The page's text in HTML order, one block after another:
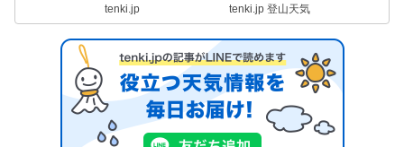
tenki.jp tenki.jp 登山天気